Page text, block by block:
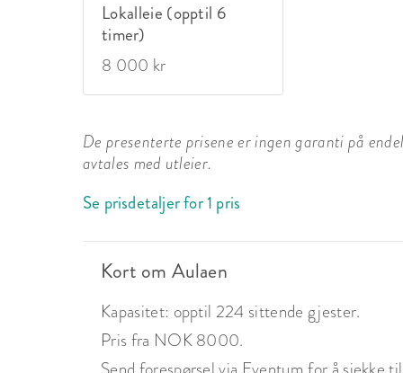
Lokalleie (opptil 6
timer)
8 000 kr
De presenterte prisene er ingen garanti på
avtales med utleier.
Se prisdetaljer for 1 pris
Kort om Aulaen
Kapasitet: opptil 224 sittende gjester.
Pris fra NOK 8000.